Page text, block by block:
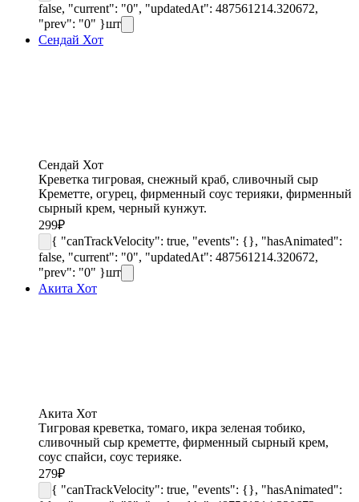
false, "current": "0", "updatedAt": 487561214.320672,
"prev": "0" }шт
Сендай Хот
Сендай Хот
Креветка тигровая, снежный краб, сливочный сыр
Креметте, огурец, фирменный соус терияки, фирменный
сырный крем, черный кунжут.
299₽
{ "canTrackVelocity": true, "events": {}, "hasAnimated":
false, "current": "0", "updatedAt": 487561214.320672,
"prev": "0" }шт
Акита Хот
Акита Хот
Тигровая креветка, томаго, икра зеленая тобико,
сливочный сыр креметте, фирменный сырный крем,
соус спайси, соус терияке.
279₽
{ "canTrackVelocity": true, "events": {}, "hasAnimated":